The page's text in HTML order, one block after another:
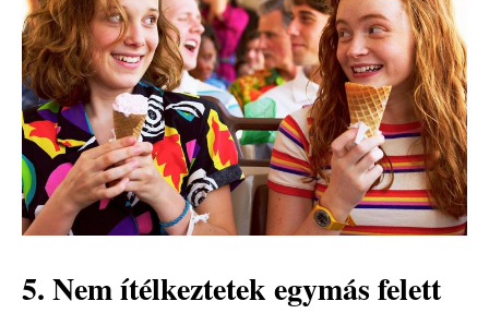
5. Nem ítélkeztetek egymás felett